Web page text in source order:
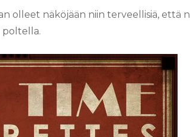
olleet näköjään niin terveellisiä, että
poltella.